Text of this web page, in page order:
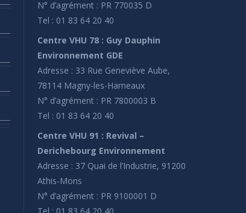
N° d’agrément : PR 770035 D
Tel : 01 83 64 20 40
Centre VHU 78 : Guy Dauphin
Environnement GDE
Adresse : 33 Rue Geneviève Aube,
78114 Magny-les-Hameaux
N° d’agrément : PR 7800003 B
Tel : 01 83 64 20 40
Centre VHU 91 : Revival –
Derichebourg Environnement
Adresse : 37 Quai de l’Industrie, 91200
Athis-Mons
N° d’agrément : PR 9100001 D